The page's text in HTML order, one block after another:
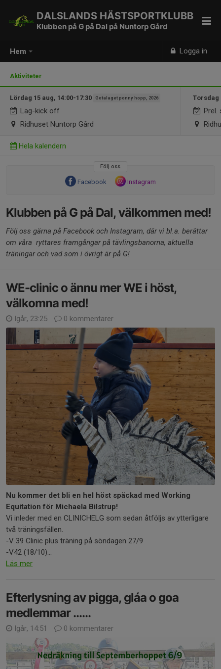
Hem Logga in
DALSLANDS HÄSTSPORTKLUBB
Klubben på G på Dal på Nuntorp Gård
Aktiviteter
Lördag 15 aug, 14:00-17:30 Gotalaget ponny hopp, 2026
Lag-kick off
Ridhuset Nuntorp Gård
Torsdag
Prel.
Hela kalendern
Följ oss
Facebook Instagram
Klubben på G på Dal, välkommen med!
Följ oss gärna på Facebook och Instagram, där vi bl.a. berättar
om våra ryttares framgångar på tävlingsbanorna, aktuella
träningar och vad som i övrigt är på G!
WE-clinic o ännu mer WE i höst,
välkomna med!
Igår, 23:25 0 kommentarer
Nu kommer det bli en hel höst späckad med Working
Equitation för Michaela Bilstrup!
Vi inleder med en CLINICHELG som sedan åtföljs av ytterligare
två träningsfällen.
-V 39 Clinic plus träning på söndagen 27/9
-V42 (18/10)...
Läs mer
Efterlysning av pigga, gláa o goa
medlemmar ......
Igår, 14:51 0 kommentarer